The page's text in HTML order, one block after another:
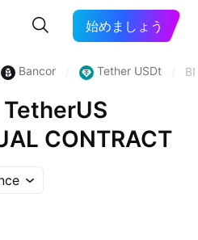
始めましょう
Bancor Tether USDt
CONTRACT